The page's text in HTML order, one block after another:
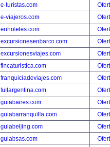
e-turistas.com
e-viajeros.com
enhoteles.com
excursionesenbarco.com
excursionesviajes.com
fincaturistica.com
franquiciadeviajes.com
fullargentina.com
guiabaires.com
guiabarranquilla.com
guiabeijing.com
guiabsas.com